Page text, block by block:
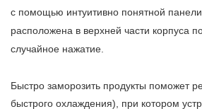
с помощью интуитивно понятной
расположена в верхней части корпуса
случайное нажатие.
Быстро заморозить продукты поможет
быстрого охлаждения), при котором